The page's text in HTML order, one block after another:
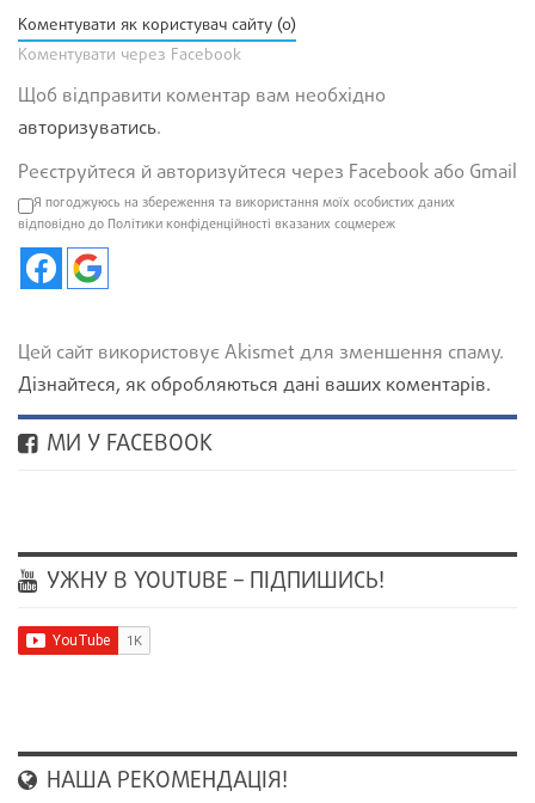
Коментувати як користувач сайту (0)
Коментувати через Facebook
Щоб відправити коментар вам необхідно
авторизуватись.
Реєструйтеся й авторизуйтеся через Facebook або Gmail
Я погоджуюсь на збереження та використання моїх особистих даних
відповідно до Політики конфіденційності вказаних соцмереж
Цей сайт використовує Akismet для зменшення спаму.
Дізнайтеся, як обробляються дані ваших коментарів.
МИ У FACEBOOK
УЖНУ В YOUTUBE – ПІДПИШИСЬ!
НАША РЕКОМЕНДАЦІЯ!